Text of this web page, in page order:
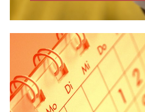
Öffentliches WLAN
FREIZEIT & KULTUR
Veranstaltungen
Veranstaltungskalender